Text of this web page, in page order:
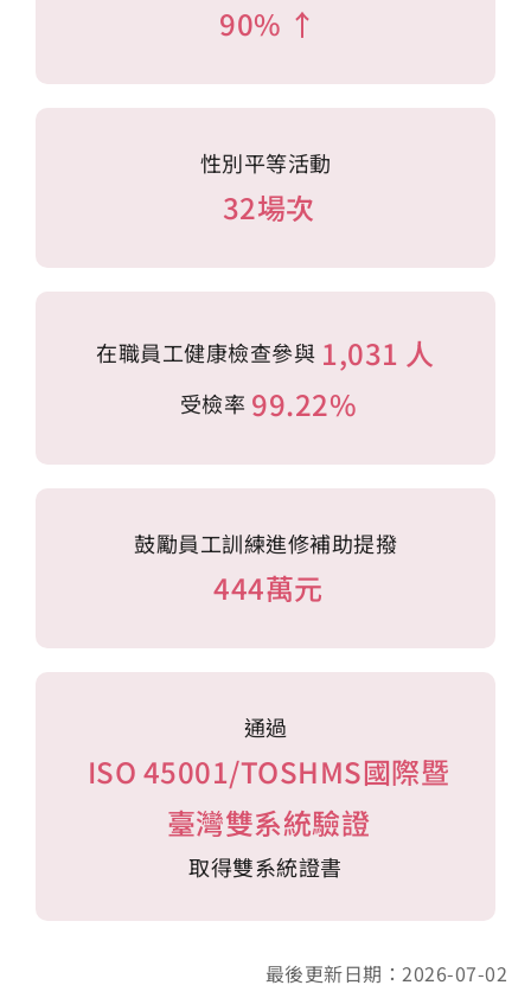
90% ↑
性別平等活動
32場次
在職員工健康檢查參與 1,031 人
受檢率 99.22%
鼓勵員工訓練進修補助提撥
444萬元
通過
ISO 45001/TOSHMS國際暨
臺灣雙系統驗證
取得雙系統證書
最後更新日期：2026-07-02